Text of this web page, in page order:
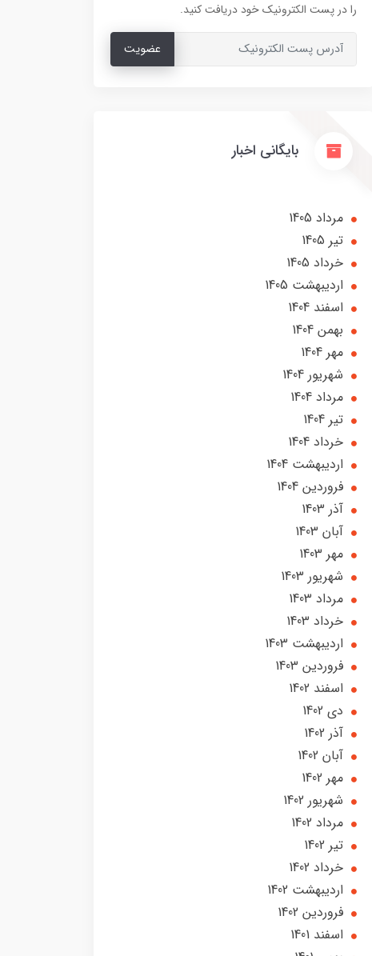
را در پست الکترونیک خود دریافت کنید.
عضویت
بایگانی اخبار
مرداد 1405
تير 1405
خرداد 1405
ارديبهشت 1405
اسفند 1404
بهمن 1404
مهر 1404
شهریور 1404
مرداد 1404
تير 1404
خرداد 1404
ارديبهشت 1404
فروردین 1404
آذر 1403
آبان 1403
مهر 1403
شهریور 1403
مرداد 1403
خرداد 1403
ارديبهشت 1403
فروردین 1403
اسفند 1402
دی 1402
آذر 1402
آبان 1402
مهر 1402
شهریور 1402
مرداد 1402
تير 1402
خرداد 1402
ارديبهشت 1402
فروردین 1402
اسفند 1401